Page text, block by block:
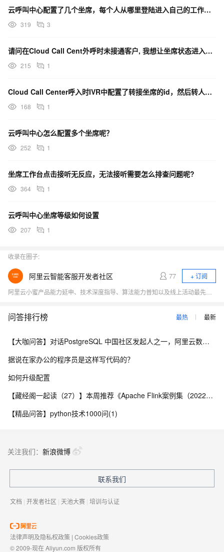
云呼叫中心配置了几个坐席，每个人从哪里登陆进入自己的工作页面呢？
319 3
请问在Cloud Call Cent外呼时未接通客户, 我想让坐席状态进入话后处理, 这个在哪里配置
215 1
Cloud Call Center呼入时IVR中配置了转接坐席的id，然后转人工，为什么转人工失败？
168 1
云呼叫中心怎么配置多个坐席呢？
252 1
坐席工作台点击接听无反应，无法接听需要怎么排查问题呢?
364 1
云呼叫中心坐席等级如何设置
207 1
收录在圈子:
阿里云智能客服开发者社区 77
+ 订阅
问答排行榜 最热 最新
【大咖问答】对话PostgreSQL 中国社区发起人之一，阿里云数据库高级专家 德哥
据说在家办公的程序员是这样写代码的？
如何升级配置
【藏经阁一起读（27）】本周推荐《Apache Flink案例集（2022版）》，你有哪些心得？
【精品问答】python技术1000问(1)
关注我们： 新浪微博
联系我们
文档 | 开发者社区 | 天池大赛 | 培训与认证
法律声明及隐私权政策 | Cookies政策
© 2009-现在 Aliyun.com 版权所有